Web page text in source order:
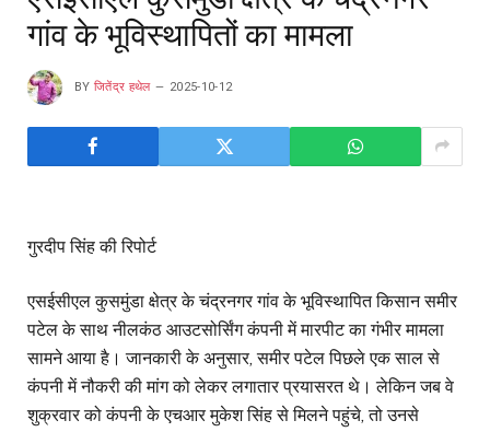
गांव के भूविस्थापितों का मामला
BY जितेंद्र हथेल 2025-10-12
गुरदीप सिंह की रिपोर्ट
एसईसीएल कुसमुंडा क्षेत्र के चंद्रनगर गांव के भूविस्थापित किसान समीर
पटेल के साथ नीलकंठ आउटसोर्सिंग कंपनी में मारपीट का गंभीर मामला
सामने आया है। जानकारी के अनुसार, समीर पटेल पिछले एक साल से
कंपनी में नौकरी की मांग को लेकर लगातार प्रयासरत थे। लेकिन जब वे
शुक्रवार को कंपनी के एचआर मुकेश सिंह से मिलने पहुंचे, तो उनसे